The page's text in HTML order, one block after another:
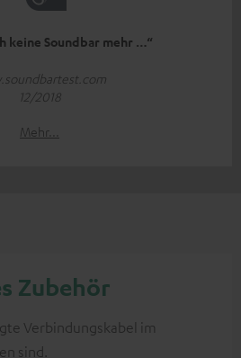
keine Soundbar mehr …“
12/2018
Mehr...
Zubehör
Verbindungskabel im
sind.